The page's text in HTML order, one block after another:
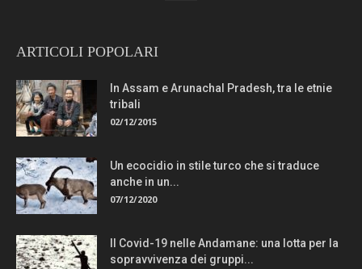
ARTICOLI POPOLARI
In Assam e Arunachal Pradesh, tra le etnie
tribali
02/12/2015
Un ecocidio in stile turco che si traduce
anche in un...
07/12/2020
Il Covid-19 nelle Andamane: una lotta per la
sopravvivenza dei gruppi...